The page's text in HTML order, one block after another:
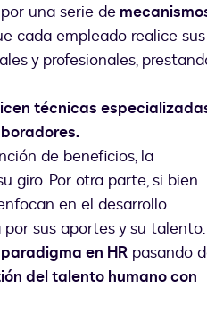
una serie de
cada empleado realice sus
y profesionales,
técnicas
de beneficios, la
giro. Por otra parte, si bien
en el desarrollo
sus aportes y su talento.
en HR pasando
del talento humano con